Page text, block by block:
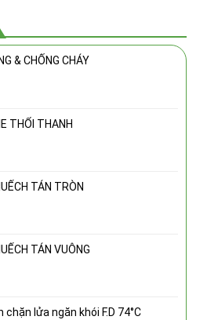
& CHỐNG CHÁY
THỔI THANH
TÁN TRÒN
TÁN VUÔNG
chặn lửa ngăn khói F.D 74°C